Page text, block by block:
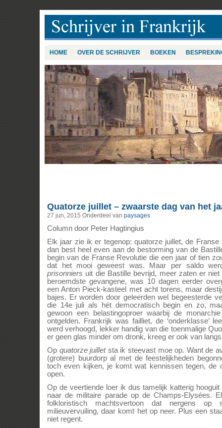
HOME OVER DE SCHRIJVER BOEKEN
Quatorze juillet – zwaarste dag van het
27 jun, 2015 Onderdeel van paysages
Column door Peter Hagtingius
Elk jaar zie ik er tegenop: quatorze juillet, de
dan best heel even aan de bestorming van de
begin van de Franse Revolutie die een jaar of tien
dat het mooi geweest was. Maar per saldo
prisonniers uit die Bastille bevrijd, meer zaten er
beroemdste gevangene, was 10 dagen eerder
een Anton Pieck-kasteel met acht torens, maar
bajes. Er worden door geleerden wel begeesterde
die 14e juli als hét democratisch begin en zo,
gewoon een belastingoproer waarbij de
ontgelden. Frankrijk was failliet, de ‘onderklasse’
werd verhoogd, lekker handig van die toenmalige
er geen glas minder om dronk, kreeg er ook van
Op quatorze juilletsta ik steevast moe op. Want de
(grotere) buurdorp al met de feestelijkheden
toch even kijken, je komt wat kennissen tegen,
open.
Op de veertiende loer ik dus tamelijk katterig
naar de militaire parade op de Champs-Elysées.
folkloristisch machtsvertoon dat nergens op
milieuvervuiling, daar komt het op neer. Plus een
niet regent.